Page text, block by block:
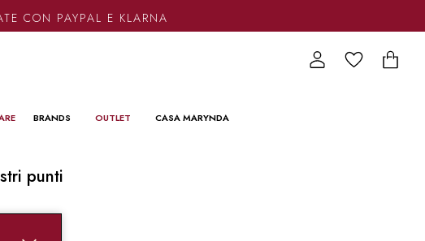
CON PAYPAL E KLARNA
BRANDS OUTLET CASA MARYNDA
punti